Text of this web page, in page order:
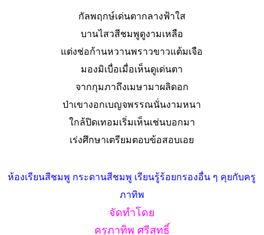
กัลพฤกษ์เด่นตากลางฟ้าใส
บานไสวสีชมพูดูงามเหลือ
แต่งช่อก้านหวานพราวขาวแต้มเจือ
มองมิเบื่อเมื่อเห็นดูเด่นตา
จากกุมภาถึงเมษามาผลิดอก
ป่าเขางอกเบญจพรรณนั่นงามหนา
ใกล้ปิดเทอมเริ่มเห็นเช่นบอกมา
เร่งศึกษาเตรียมตอบข้อสอบเอย
ห้องเรียนสีชมพู กระดานสีชมพู เรียนรู้ร้อยกรองอื่น ๆ คุยกับครู
ภาทิพ
จัดทำโดย
ครูภาทิพ ศรีสุทธิ์